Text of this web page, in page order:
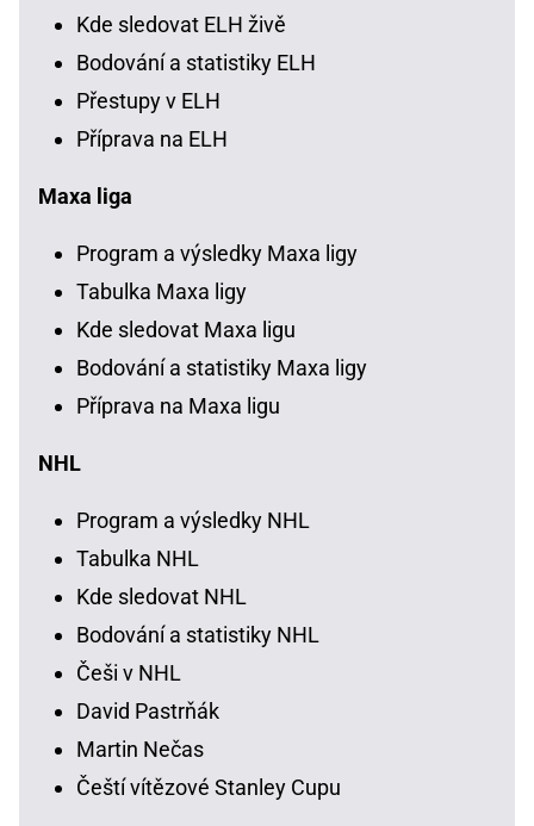
Kde sledovat ELH živě
Bodování a statistiky ELH
Přestupy v ELH
Příprava na ELH
Maxa liga
Program a výsledky Maxa ligy
Tabulka Maxa ligy
Kde sledovat Maxa ligu
Bodování a statistiky Maxa ligy
Příprava na Maxa ligu
NHL
Program a výsledky NHL
Tabulka NHL
Kde sledovat NHL
Bodování a statistiky NHL
Češi v NHL
David Pastrňák
Martin Nečas
Čeští vítězové Stanley Cupu